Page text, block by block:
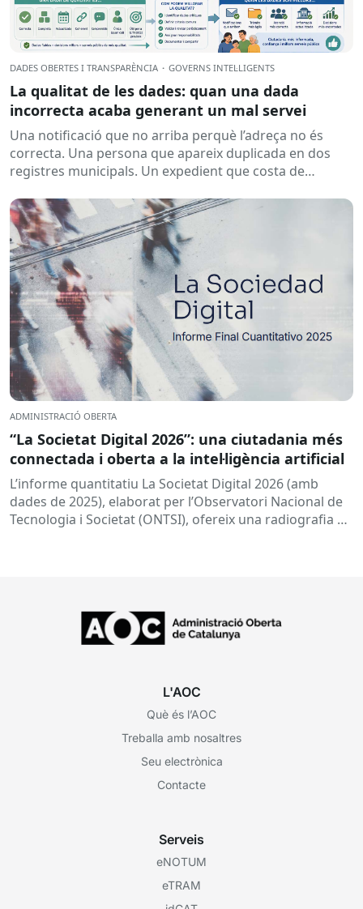
DADES OBERTES I TRANSPARÈNCIA · GOVERNS INTEL·LIGENTS
La qualitat de les dades: quan una dada
incorrecta acaba generant un mal servei
Una notificació que no arriba perquè l’adreça no és
correcta. Una persona que apareix duplicada en dos
registres municipals. Un expedient que costa de
ADMINISTRACIÓ OBERTA
“La Societat Digital 2026”: una ciutadania més
connectada i oberta a la intel·ligència artificial
L’informe quantitatiu La Societat Digital 2026 (amb
dades de 2025), elaborat per l’Observatori Nacional de
Tecnologia i Societat (ONTSI), ofereix una radiografia de
L'AOC
Què és l’AOC
Treballa amb nosaltres
Seu electrònica
Contacte
Serveis
eNOTUM
eTRAM